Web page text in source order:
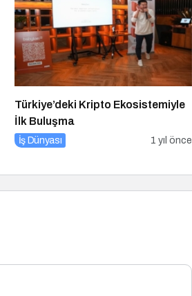
Türkiye’deki Kripto Ekosistemiyle
İlk Buluşma
İş Dünyası 1 yıl önce